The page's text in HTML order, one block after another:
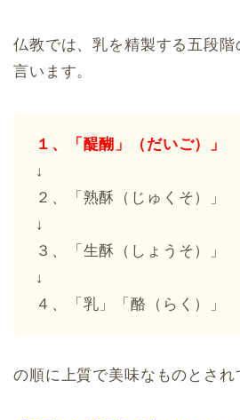
仏教では、乳を精製する五段階
言います。
１、「醍醐」（だいご）」
↓
２、「熟酥（じゅくそ）」
↓
３、「生酥（しょうそ）」
↓
４、「乳」「酪（らく）」
の順に上質で美味なものとされ